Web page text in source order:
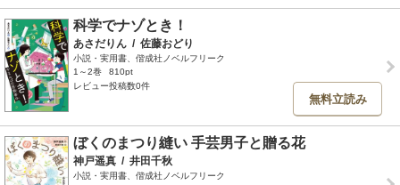
科学でナゾとき！
あさだりん / 佐藤おどり
小説・実用書、偕成社ノベルフリーク
1～2巻
810pt
レビュー投稿数0件
無料立読み
ぼくのまつり縫い 手芸男子と贈る花
神戸遥真 / 井田千秋
小説・実用書、偕成社ノベルフリーク